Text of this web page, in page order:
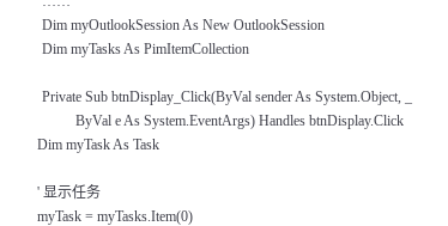
Dim myOutlookSession As New OutlookSession
Dim myTasks As PimItemCollection
Private Sub btnDisplay_Click(ByVal sender As System.Object, _
ByVal e As System.EventArgs) Handles btnDisplay.Click
Dim myTask As Task
' 显示任务
myTask = myTasks.Item(0)